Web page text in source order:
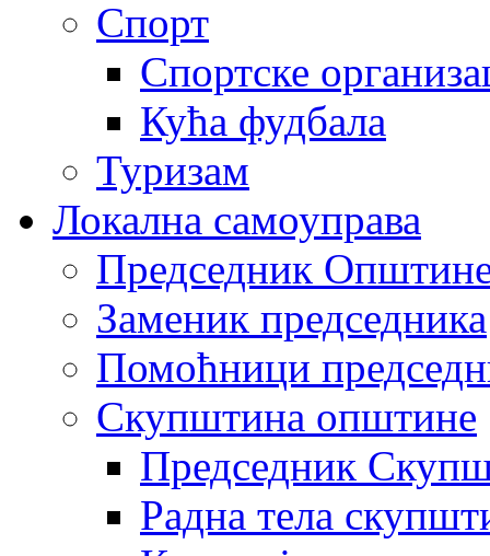
Спорт
Спортске
Кућа фудбала
Туризам
Локална самоуправа
Председник
Заменик председника
Помоћници
Скупштина општине
Председник
Радна тела